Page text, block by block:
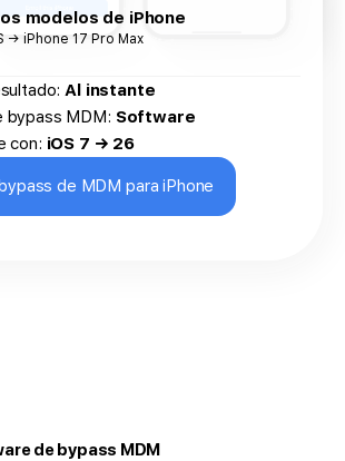
modelos de iPhone
→ iPhone 17 Pro Max
Al instante
bypass MDM: Software
con: iOS 7 → 26
de MDM para iPhone
de bypass MDM